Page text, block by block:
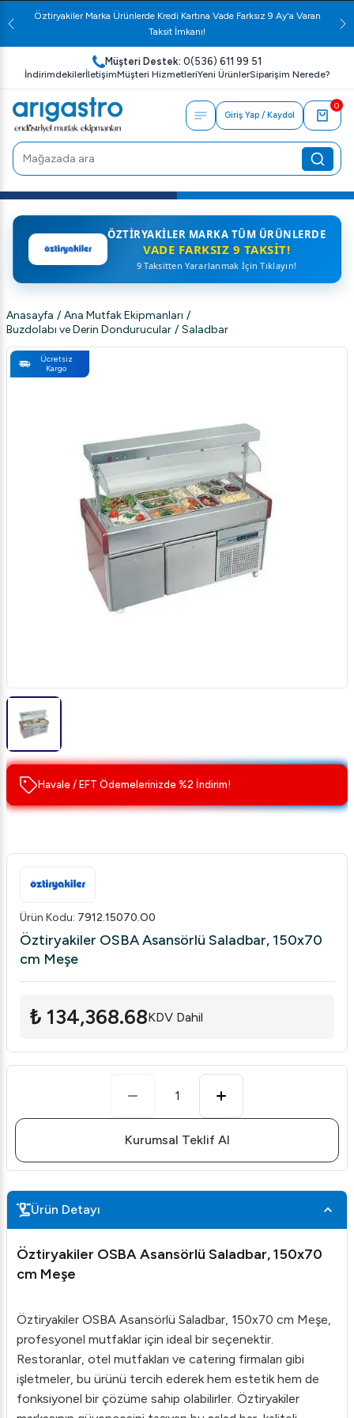
Öztiryakiler Marka Ürünlerde Kredi Kartına Vade Farksız 9 Ay'a Varan
Taksit İmkanı!
Müşteri Destek: 0(536) 611 99 51
İndirimdekilerİletişimMüşteri HizmetleriYeni ÜrünlerSiparişim Nerede?
Giriş Yap / Kaydol
0
ÖZTIRYAKILER MARKA TÜM ÜRÜNLERDE
VADE FARKSIZ 9 TAKSIT!
9 Taksitten Yararlanmak İçin Tıklayın!
Anasayfa / Ana Mutfak Ekipmanları /
Buzdolabı ve Derin Dondurucular / Saladbar
Ücretsiz
Kargo
Havale / EFT Ödemelerinizde %2 İndirim!
Ürün Kodu: 7912.15070.O0
Öztiryakiler OSBA Asansörlü Saladbar, 150x70
cm Meşe
₺ 134,368.68KDV Dahil
1
Kurumsal Teklif Al
Ürün Detayı
Öztiryakiler OSBA Asansörlü Saladbar, 150x70
cm Meşe
Öztiryakiler OSBA Asansörlü Saladbar, 150x70 cm Meşe,
profesyonel mutfaklar için ideal bir seçenektir.
Restoranlar, otel mutfakları ve catering firmaları gibi
işletmeler, bu ürünü tercih ederek hem estetik hem de
fonksiyonel bir çözüme sahip olabilirler. Öztiryakiler